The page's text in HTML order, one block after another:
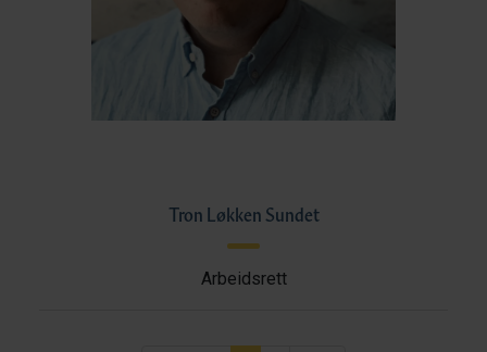
Tron Løkken Sundet
Arbeidsrett